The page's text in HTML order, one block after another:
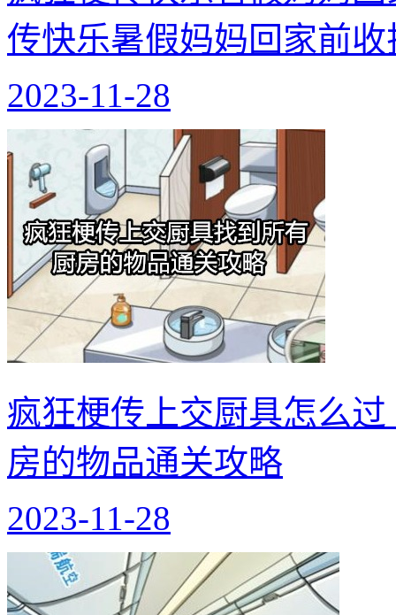
传快乐暑假妈妈回家前
2023-11-28
疯狂梗传上交厨具怎么
房的物品通关攻略
2023-11-28